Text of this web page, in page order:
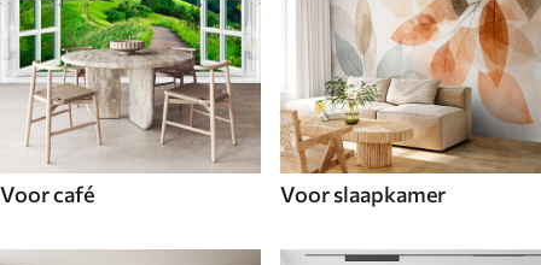
Voor café Voor slaapkamer